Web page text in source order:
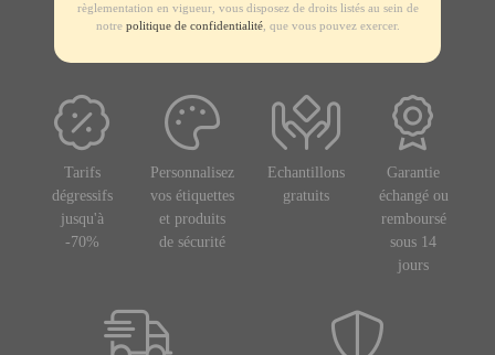
règlementation en vigueur, vous disposez de droits listés au sein de
notre politique de confidentialité, que vous pouvez exercer.
Tarifs
dégressifs
jusqu'à
-70%
Personnalisez
vos étiquettes
et produits
de sécurité
Echantillons
gratuits
Garantie
échangé ou
remboursé
sous 14
jours